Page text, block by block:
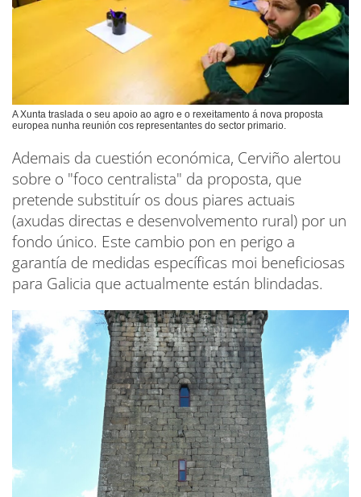
A Xunta traslada o seu apoio ao agro e o rexeitamento á nova proposta
europea nunha reunión cos representantes do sector primario.
Ademais da cuestión económica, Cerviño alertou
sobre o "foco centralista" da proposta, que
pretende substituír os dous piares actuais
(axudas directas e desenvolvemento rural) por un
fondo único. Este cambio pon en perigo a
garantía de medidas específicas moi beneficiosas
para Galicia que actualmente están blindadas.